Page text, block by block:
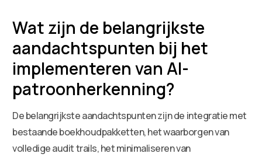
Wat zijn de belangrijkste
aandachtspunten bij het
implementeren van AI-
patroonherkenning?
De belangrijkste aandachtspunten zijn de integratie met
bestaande boekhoudpakketten, het waarborgen van
volledige audit trails, het minimaliseren van